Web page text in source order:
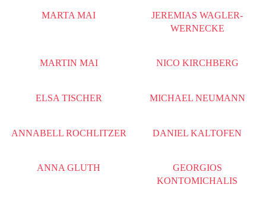
MARTA MAI
JEREMIAS WAGLER-
WERNECKE
MARTIN MAI NICO KIRCHBERG
ELSA TISCHER MICHAEL NEUMANN
ANNABELL ROCHLITZER DANIEL KALTOFEN
ANNA GLUTH
GEORGIOS
KONTOMICHALIS